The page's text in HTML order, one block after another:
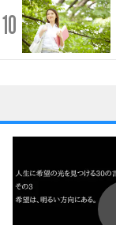
10
1